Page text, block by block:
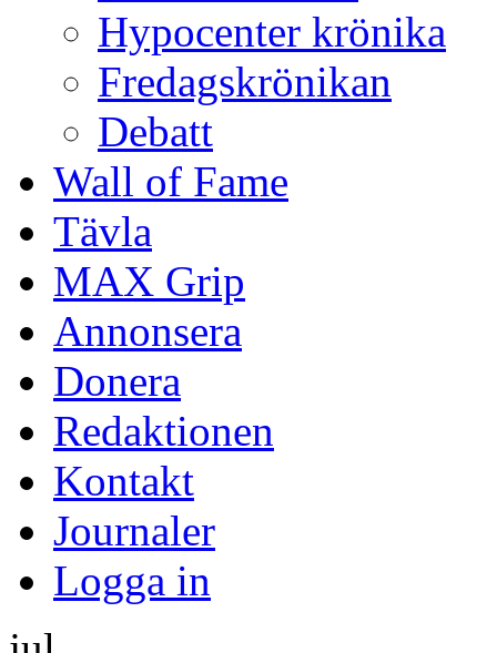
Hypocenter krönika
Fredagskrönikan
Debatt
Wall of Fame
Tävla
MAX Grip
Annonsera
Donera
Redaktionen
Kontakt
Journaler
Logga in